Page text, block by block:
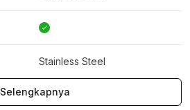
Stainless Steel
Selengkapnya